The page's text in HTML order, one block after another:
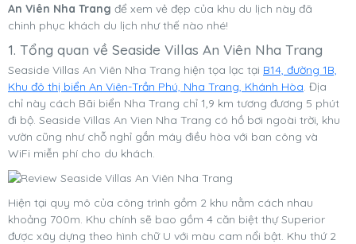
An Viên Nha Trang để xem vẻ đẹp của khu du lịch này đã
chinh phục khách du lịch như thế nào nhé!
1. Tổng quan về Seaside Villas An Viên Nha Trang
Seaside Villas An Viên Nha Trang hiện tọa lạc tại B14, đường 1B,
Khu đô thị biển An Viên-Trần Phú, Nha Trang, Khánh Hòa . Địa
chỉ này cách Bãi biển Nha Trang chỉ 1,9 km tương đương 5 phút
đi bộ. Seaside Villas An Vien Nha Trang có hồ bơi ngoài trời, khu
vườn cũng như chỗ nghỉ gắn máy điều hòa với ban công và
WiFi miễn phí cho du khách.
Hiện tại quy mô của công trình gồm 2 khu nằm cách nhau
khoảng 700m. Khu chính sẽ bao gồm 4 căn biệt thự Superior
được xây dựng theo hình chữ U với màu cam nổi bật. Khu thứ 2